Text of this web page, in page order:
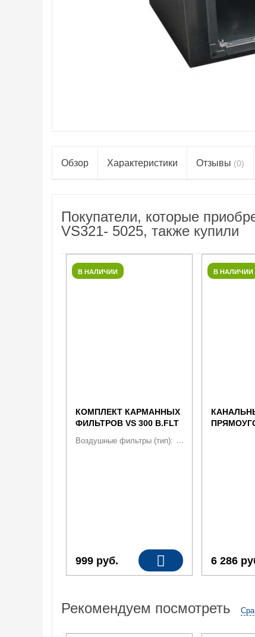
Обзор Характеристики Отзывы (0)
Покупатели, которые
VS321- 5025, также купили
В НАЛИЧИИ
КОМПЛЕКТ КАРМАННЫХ
ФИЛЬТРОВ VS 300 B.FLT
Воздушные фильтры (тип): Воздушные фильтры
999 руб.
В НАЛИЧИИ
6 286
Рекомендуем посмотреть